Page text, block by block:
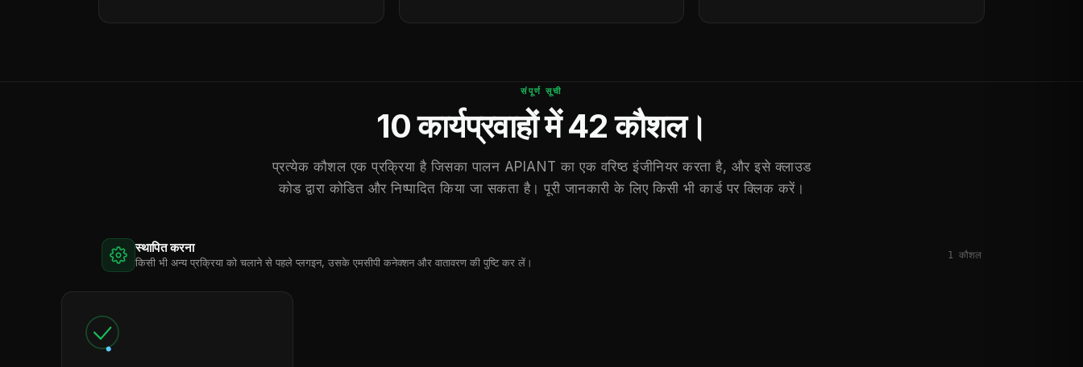
संपूर्ण सूची
10 कार्यप्रवाहों में 42 कौशल।
प्रत्येक कौशल एक प्रक्रिया है जिसका पालन APIANT का एक वरिष्ठ इंजीनियर करता है, और इसे क्लाउड
कोड द्वारा कोडित और निष्पादित किया जा सकता है। पूरी जानकारी के लिए किसी भी कार्ड पर क्लिक करें।
स्थापित करना
किसी भी अन्य प्रक्रिया को चलाने से पहले प्लगइन, उसके एमसीपी कनेक्शन और वातावरण की पुष्टि कर लें।
1 कौशल